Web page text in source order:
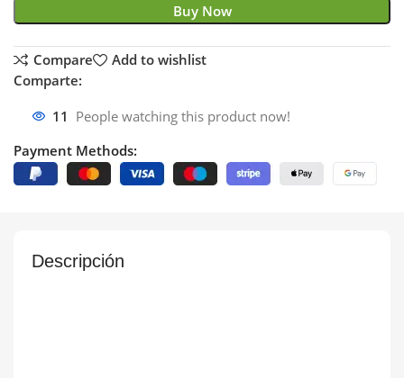
Buy Now
Compare
Add to wishlist
Comparte:
11 People watching this product now!
Payment Methods:
Descripción